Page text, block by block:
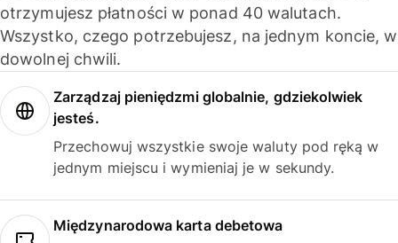
otrzymujesz płatności w ponad 40 walutach.
Wszystko, czego potrzebujesz, na jednym koncie, w
dowolnej chwili.
Zarządzaj pieniędzmi globalnie, gdziekolwiek
jesteś.
Przechowuj wszystkie swoje waluty pod ręką w
jednym miejscu i wymieniaj je w sekundy.
Międzynarodowa karta debetowa